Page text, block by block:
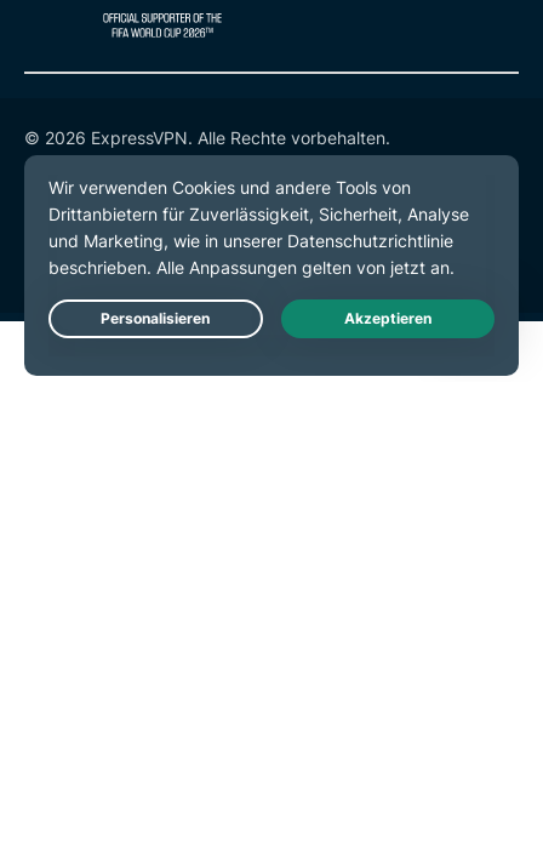
© 2026 ExpressVPN. Alle Rechte vorbehalten.
Datenschutzrichtlinie
Servicebedingungen
Cookie-Einstellungen
Live Chat